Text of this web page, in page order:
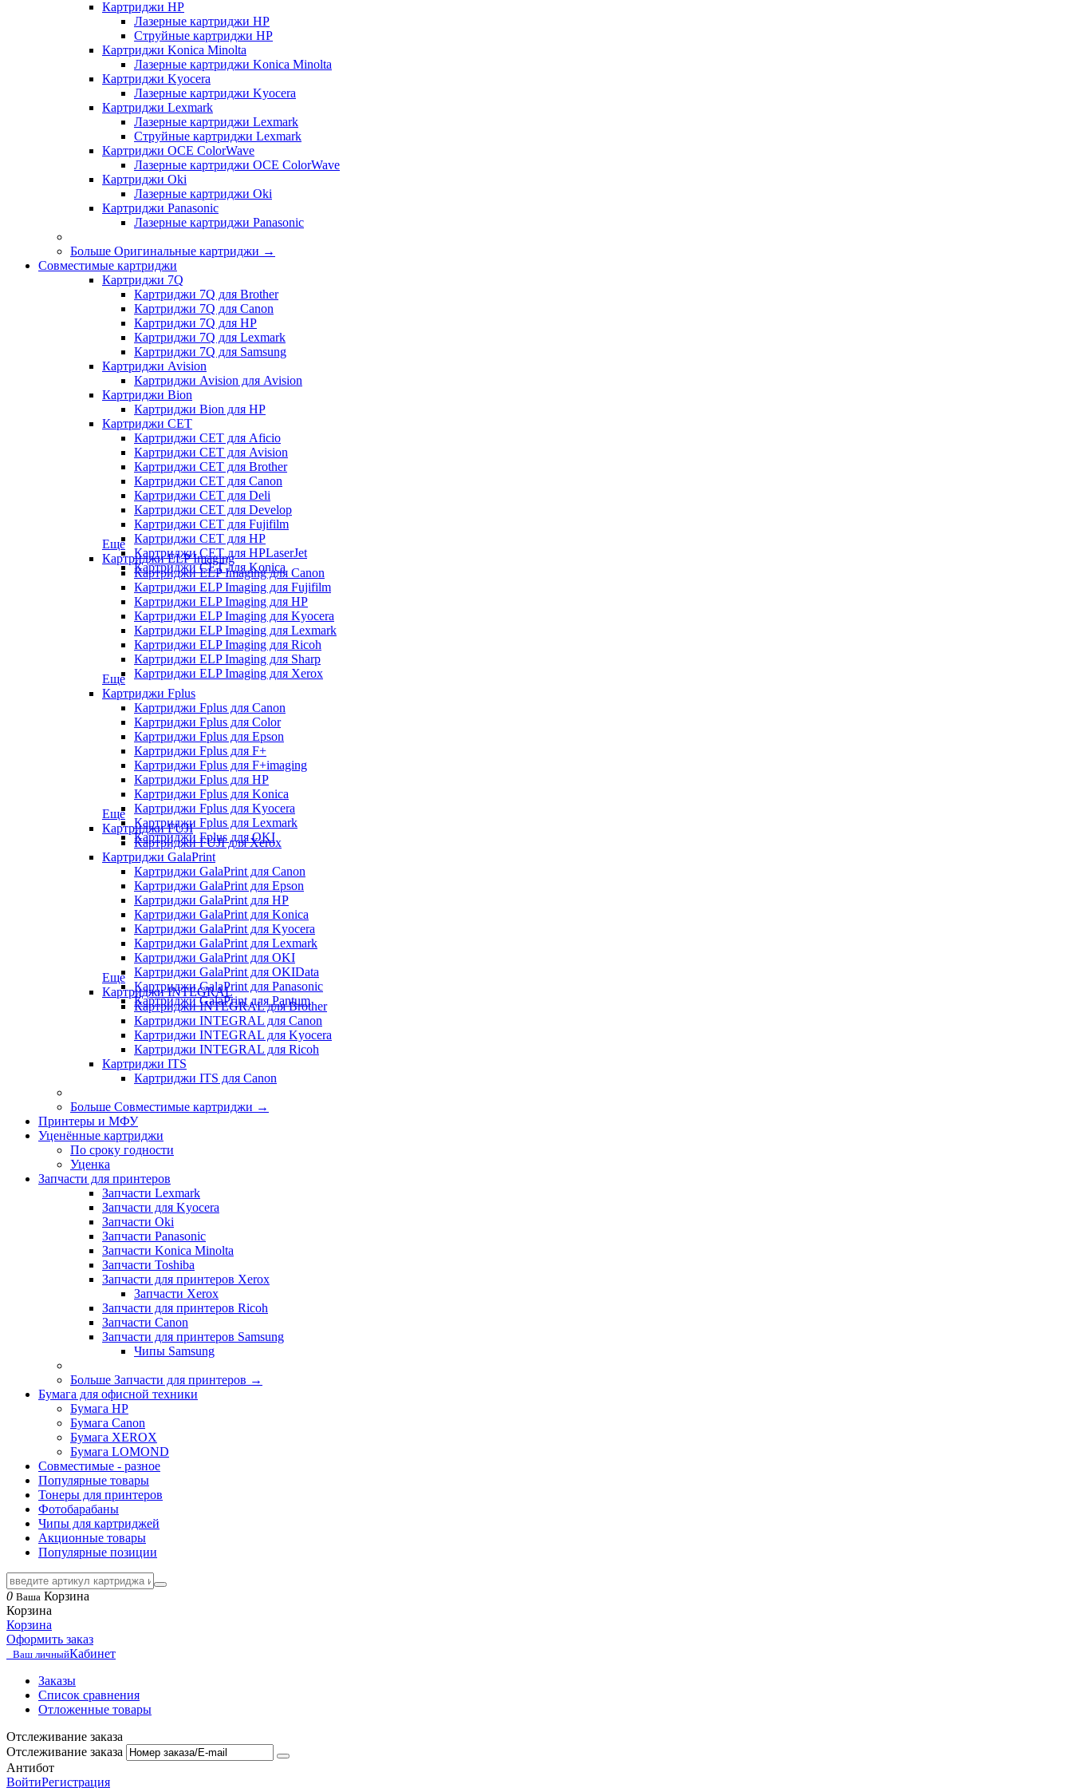
Картриджи HP
Лазерные картриджи HP
Струйные картриджи HP
Картриджи Konica Minolta
Лазерные картриджи Konica Minolta
Картриджи Kyocera
Лазерные картриджи Kyocera
Картриджи Lexmark
Лазерные картриджи Lexmark
Струйные картриджи Lexmark
Картриджи OCE ColorWave
Лазерные картриджи OCE ColorWave
Картриджи Oki
Лазерные картриджи Oki
Картриджи Panasonic
Лазерные картриджи Panasonic
Больше Оригинальные картриджи →
Совместимые картриджи
Картриджи 7Q
Картриджи 7Q для Brother
Картриджи 7Q для Canon
Картриджи 7Q для HP
Картриджи 7Q для Lexmark
Картриджи 7Q для Samsung
Картриджи Avision
Картриджи Avision для Avision
Картриджи Bion
Картриджи Bion для HP
Картриджи CET
Картриджи CET для Aficio
Картриджи CET для Avision
Картриджи CET для Brother
Картриджи CET для Canon
Картриджи CET для Deli
Картриджи CET для Develop
Картриджи CET для Fujifilm
Картриджи CET для HP
Картриджи CET для HPLaserJet
Картриджи CET для Konica
Еще
Картриджи ELP Imaging
Картриджи ELP Imaging для Canon
Картриджи ELP Imaging для Fujifilm
Картриджи ELP Imaging для HP
Картриджи ELP Imaging для Kyocera
Картриджи ELP Imaging для Lexmark
Картриджи ELP Imaging для Ricoh
Картриджи ELP Imaging для Sharp
Картриджи ELP Imaging для Xerox
Еще
Картриджи Fplus
Картриджи Fplus для Canon
Картриджи Fplus для Color
Картриджи Fplus для Epson
Картриджи Fplus для F+
Картриджи Fplus для F+imaging
Картриджи Fplus для HP
Картриджи Fplus для Konica
Картриджи Fplus для Kyocera
Картриджи Fplus для Lexmark
Картриджи Fplus для OKI
Еще
Картриджи FUJI
Картриджи FUJI для Xerox
Картриджи GalaPrint
Картриджи GalaPrint для Canon
Картриджи GalaPrint для Epson
Картриджи GalaPrint для HP
Картриджи GalaPrint для Konica
Картриджи GalaPrint для Kyocera
Картриджи GalaPrint для Lexmark
Картриджи GalaPrint для OKI
Картриджи GalaPrint для OKIData
Картриджи GalaPrint для Panasonic
Картриджи GalaPrint для Pantum
Еще
Картриджи INTEGRAL
Картриджи INTEGRAL для Brother
Картриджи INTEGRAL для Canon
Картриджи INTEGRAL для Kyocera
Картриджи INTEGRAL для Ricoh
Картриджи ITS
Картриджи ITS для Canon
Больше Совместимые картриджи →
Принтеры и МФУ
Уценённые картриджи
По сроку годности
Уценка
Запчасти для принтеров
Запчасти Lexmark
Запчасти для Kyocera
Запчасти Oki
Запчасти Panasonic
Запчасти Koniсa Minolta
Запчасти Toshiba
Запчасти для принтеров Xerox
Запчасти Xerox
Запчасти для принтеров Ricoh
Запчасти Canon
Запчасти для принтеров Samsung
Чипы Samsung
Больше Запчасти для принтеров →
Бумага для офисной техники
Бумага HP
Бумага Canon
Бумага XEROX
Бумага LOMOND
Совместимые - разное
Популярные товары
Тонеры для принтеров
Фотобарабаны
Чипы для картриджей
Акционные товары
Популярные позиции
0 Ваша Корзина
Корзина
Корзина
Оформить заказ
Ваш личныйКабинет
Заказы
Список сравнения
Отложенные товары
Отслеживание заказа
Отслеживание заказа
Антибот
ВойтиРегистрация